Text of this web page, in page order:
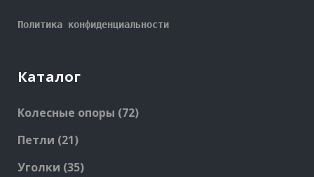
Политика конфиденциальности
Каталог
Колесные опоры 7272
Петли 2121
Уголки 3535